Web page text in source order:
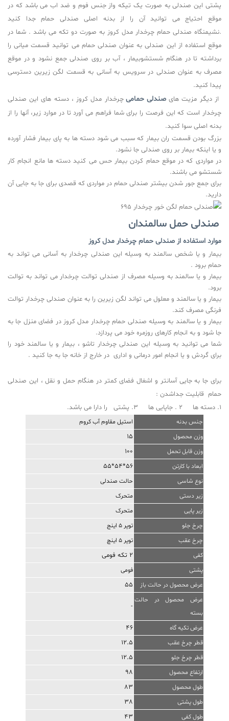
پشتی این صندلی به صورت یک تیکه واز جنس فوم و ضد اب می باشد که در
موقع احتیاج می توانید آن را از بدنه اصلی صندلی حمام جدا کنید
.نشیمنگاه صندلی حمام چرخدار مدل کروز به صورت دو تکه می باشد . شما در
موقع استفاده از این صندلی به عنوان صندلی حمام می توانید قسمت میانی را
برداشته تا در هنگام شستشوبیمار ، آب بر روی صندلی جمع نشود و در موقع
مصرف به عنوان صندلی در سرویس به آسانی به قسمت لگن زیرین دسترسی
پیدا کنید.
از دیگر مزیت هایصندلی حمامی چرخدار مدل کروز ، دسته های این صندلی
چرخدار است که این فرصت را برای شما فراهم می آورد تا در موارد زیر، آنها را از
بدنه اصلی سوا کنید.
بزرگ بودن قسمت ران بیمار که سبب می شود دسته ها به پای بیمار فشار آورده
و یا اینکه بیمار بر روی صندلی جا نشود.
در مواردی که در موقع حمام کردن بیمار حس می کنید دسته ها مانع انجام کار
شستشو می باشند.
برای جمع جور شدن بیشتر صندلی حمام در مواردی که قصدی برای جا به جایی آن
دارید.
صندلی حمل سالمندان
موارد استفاده از صندلی حمام چرخدار مدل کروز
بیمار و یا شخص سالمند به وسیله این صندلی چرخدار به آسانی می تواند به
حمام برود .
بیمار و یا سالمند به وسیله مصرف از صندلی توالت چرخدار می تواند به توالت
برود.
بیمار و یا سالمند و معلول می تواند لگن زیرین را به عنوان صندلی چرخدار توالت
فرنگی مصرف کند.
بیمار و یا سالمند به وسیله صندلی حمام چرخدار مدل کروز در فضای منزل جا به
جا شود و به انجام کارهای روزمره خود می پردازد.
شما می توانید به وسیله این صندلی چرخدار تاشو ، بیمار و یا سالمند خود را
برای گردش و یا انجام امور درمانی و اداری در خارج از خانه جا به جا کنید .
برای جا به جایی آسانتر و اشغال فضای کمتر در هنگام حمل و نقل ، این صندلی
حمام قابلیت جداشدن :
1. دسته ها 2 . جاپایی ها 3. پشتی را دارا می باشد
.
جنس بدنه
استیل مقاوم آب کروم
وزن محصول
15
وزن قابل تحمل 100
ابعاد با کارتن 56*54*55
نوع شاسی
حالت صندلی
زیر دستی
متحرک
زیر پایی
متحرک
چرخ جلو
توپر 5 اینج
چرخ عقب
توپر 5 اینچ
کفی
2 تکه فومی
پشتی
فومی
عرض محصول در حالت باز
55
عرض محصول در حالت
بسته
-
عرض تکیه گاه 46
قطر چرخ عقب 12.5
قطر چرخ جلو 12.5
ارتفاع محصول 98
طول محصول 83
طول پشتی 38
طول کفی 43